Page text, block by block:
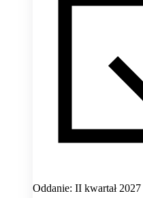
Oddanie: II kwartał 2027